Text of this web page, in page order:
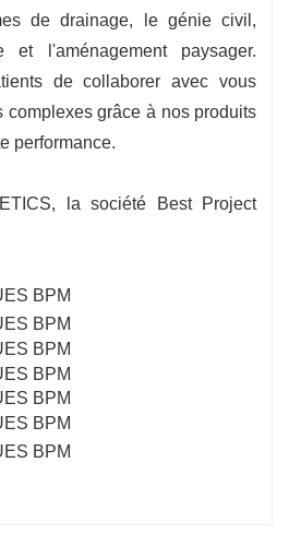
de drainage, le génie civil,
et l'aménagement paysager.
de collaborer avec vous
complexes grâce à nos produits
performance.